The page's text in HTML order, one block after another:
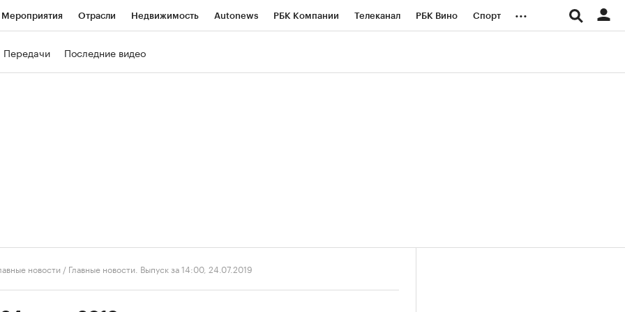
Мероприятия Отрасли Недвижимость Autonews РБК Компании Телеканал РБК Вино Спорт ...
Передачи Последние видео
новости / Главные новости. Выпуск за 14:00, 24.07.2019